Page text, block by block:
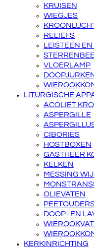
KRUISEN
WIEGJES
RELIËFS
LEISTEEN
VLOERLAMP
LITURGISCHE
ACOLIET
ASPERGILLE
CIBORIES
HOSTBOXEN
GASTHEER
KELKEN
MESSING
OLIEVATEN
DOOP- EN
WIEROOKVAT
KERKINRICHTING